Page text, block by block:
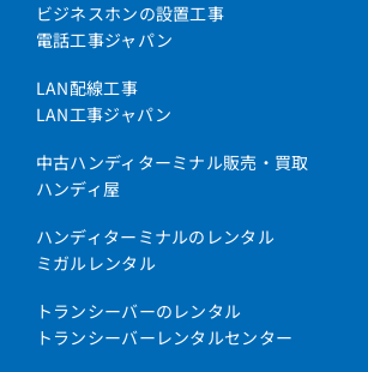
ビジネスホンの設置工事
電話工事ジャパン
LAN配線工事
LAN工事ジャパン
中古ハンディターミナル販売・買取
ハンディ屋
ハンディターミナルのレンタル
ミガルレンタル
トランシーバーのレンタル
トランシーバーレンタルセンター